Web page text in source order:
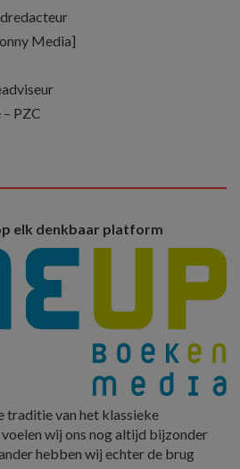
Media]
PZC
elk denkbaar platform
traditie van het klassieke
wij ons nog altijd bijzonder
hebben wij echter de brug